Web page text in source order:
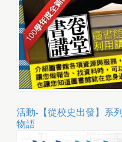
活動-【從校史出發】系
物語